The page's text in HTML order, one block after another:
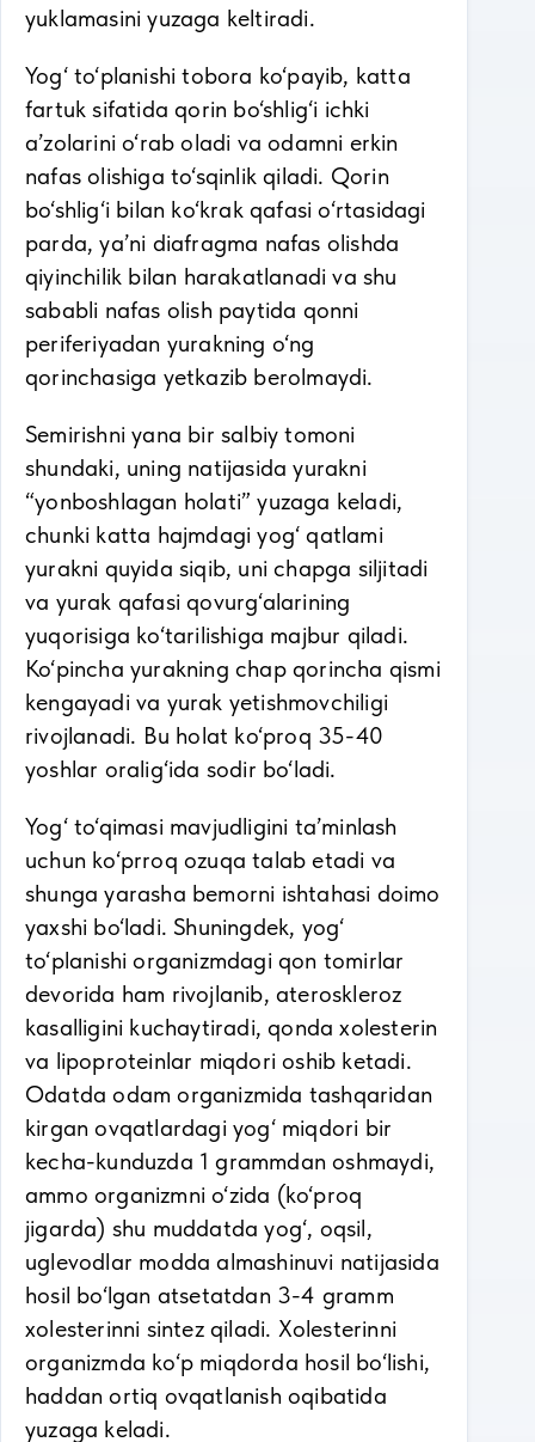
yuklamasini yuzaga keltiradi.
Yog‘ to‘planishi tobora ko‘payib, katta
fartuk sifatida qorin bo‘shlig‘i ichki
a’zolarini o‘rab oladi va odamni erkin
nafas olishiga to‘sqinlik qiladi. Qorin
bo‘shlig‘i bilan ko‘krak qafasi o‘rtasidagi
parda, ya’ni diafragma nafas olishda
qiyinchilik bilan harakatlanadi va shu
sababli nafas olish paytida qonni
periferiyadan yurakning o‘ng
qorinchasiga yetkazib berolmaydi.
Semirishni yana bir salbiy tomoni
shundaki, uning natijasida yurakni
“yonboshlagan holati” yuzaga keladi,
chunki katta hajmdagi yog‘ qatlami
yurakni quyida siqib, uni chapga siljitadi
va yurak qafasi qovurg‘alarining
yuqorisiga ko‘tarilishiga majbur qiladi.
Ko‘pincha yurakning chap qorincha qismi
kengayadi va yurak yetishmovchiligi
rivojlanadi. Bu holat ko‘proq 35-40
yoshlar oralig‘ida sodir bo‘ladi.
Yog‘ to‘qimasi mavjudligini ta’minlash
uchun ko‘prroq ozuqa talab etadi va
shunga yarasha bemorni ishtahasi doimo
yaxshi bo‘ladi. Shuningdek, yog‘
to‘planishi organizmdagi qon tomirlar
devorida ham rivojlanib, ateroskleroz
kasalligini kuchaytiradi, qonda xolesterin
va lipoproteinlar miqdori oshib ketadi.
Odatda odam organizmida tashqaridan
kirgan ovqatlardagi yog‘ miqdori bir
kecha-kunduzda 1 grammdan oshmaydi,
ammo organizmni o‘zida (ko‘proq
jigarda) shu muddatda yog‘, oqsil,
uglevodlar modda almashinuvi natijasida
hosil bo‘lgan atsetatdan 3-4 gramm
xolesterinni sintez qiladi. Xolesterinni
organizmda ko‘p miqdorda hosil bo‘lishi,
haddan ortiq ovqatlanish oqibatida
yuzaga keladi.